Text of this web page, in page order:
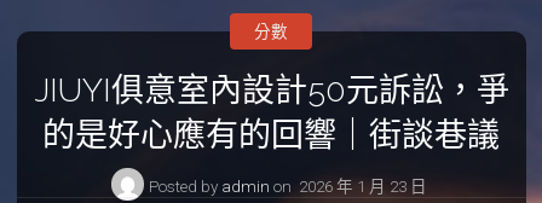
JIUYI俱意室內設計50元訴訟，爭
的是好心應有的回響｜街談巷議
Posted by admin on 2026 年 1 月 23 日
分數